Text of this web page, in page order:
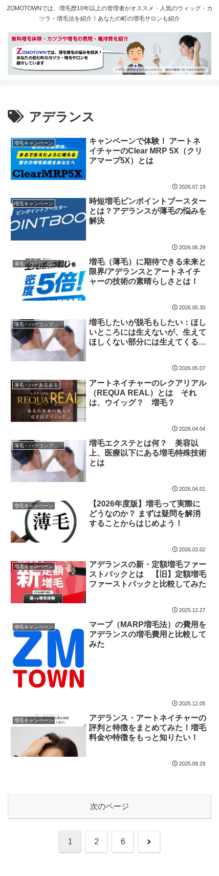
ZOMOTOWNでは、増毛歴10年以上の管理者がオススメ・人気のウィッグ・カ
ツラ・増毛法を紹介！あなたの町の増毛サロンも紹介
アデランス
増毛キャンペーン
キャンペーンで体験！ アートネ
イチャーのClear MRP 5X（クリ
アマープ5X）とは
2026.07.19
増毛キャンペーン
時短増毛ピンポイントブースター
とは？アデランスが薄毛の悩みを
解決
2026.06.29
薄毛・ハゲコンプレックス
増毛（薄毛）に期待できる未来と
限界/アデランスとアートネイチ
ャーの技術の素晴らしさとは！
2026.05.30
薄毛・ハゲコンプレックス
増毛したいが脱毛もしたい：ほし
いところには生えないが、生えて
ほしくない部分には生えてくるか
2026.05.07
薄毛・ハゲあるある
アートネイチャーのレクアリアル
（REQUA REAL）とは それ
は、ウイッグ？ 増毛？
2026.04.04
薄毛・ハゲコンプレックス
増毛エクステとは何？ 美容以
上、医療以下にある増毛特殊技術
とは
2026.04.01
増毛キャンペーン
【2026年度版】増毛って実際に
どうなのか？ まずは疑問を解消
することからはじめよう！
2026.03.02
増毛キャンペーン
アデランスの新・定額増毛ファー
ストパックとは 【旧】定額増毛
ファーストパックと比較してみた
2025.12.27
増毛キャンペーン
マープ（MARP増毛法）の費用を
アデランスの増毛費用と比較して
みた
2025.12.05
増毛キャンペーン
アデランス・アートネイチャーの
評判と特徴をまとめてみた！増毛
料金や特徴をもっと知りたい！
2025.09.29
次のページ
1 2 6 次